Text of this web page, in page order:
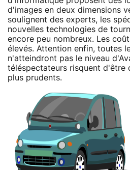
d'images en deux dimensions
soulignent des experts, les
nouvelles technologies de
encore peu nombreux. Les
élevés. Attention enfin, toutes
n'atteindront pas le niveau
téléspectateurs risquent d'être
plus prudents.